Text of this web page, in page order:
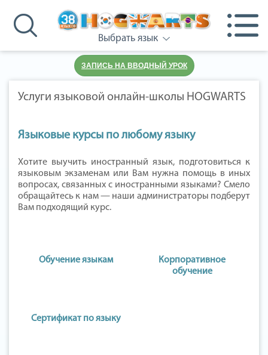
Выбрать язык
ЗАПИСЬ НА ВВОДНЫЙ УРОК
Услуги языковой онлайн-школы HOGWARTS
Языковые курсы по любому языку
Хотите выучить иностранный язык, подготовиться к
языковым экзаменам или Вам нужна помощь в иных
вопросах, связанных с иностранными языками? Смело
обращайтесь к нам — наши администраторы подберут
Вам подходящий курс.
Обучение языкам
Корпоративное
обучение
Сертификат по языку